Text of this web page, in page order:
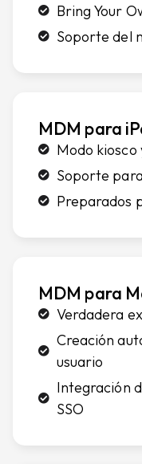
Bring Your
Soporte del
MDM para
Modo
Soporte
Preparados
MDM para
Verdadera
Creación
usuario
Integración
SSO